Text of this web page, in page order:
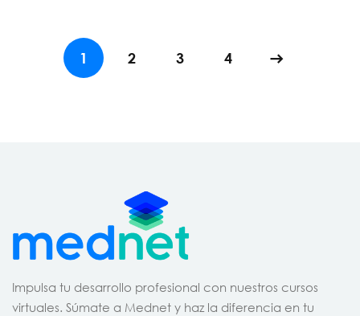
1 2 3 4
Impulsa tu desarrollo profesional con nuestros cursos
virtuales. Súmate a Mednet y haz la diferencia en tu